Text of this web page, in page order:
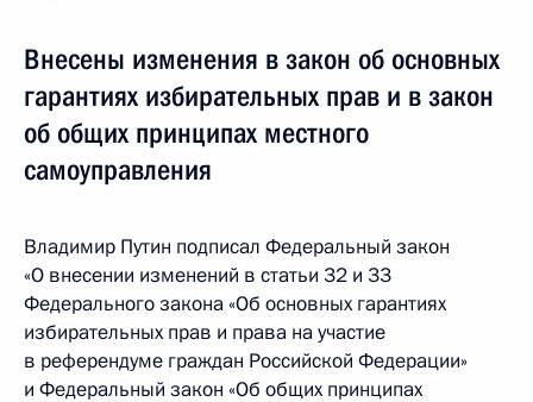
Внесены изменения в закон об основных
гарантиях избирательных прав и в закон
об общих принципах местного
самоуправления
Владимир Путин подписал Федеральный закон
«О внесении изменений в статьи 32 и 33
Федерального закона «Об основных гарантиях
избирательных прав и права на участие
в референдуме граждан Российской Федерации»
и Федеральный закон «Об общих принципах